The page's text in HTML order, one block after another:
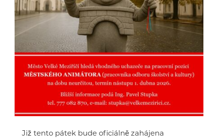
Již tento pátek bude oficiálně zahájena